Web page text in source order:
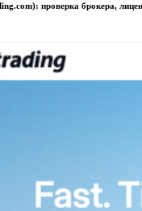
проверка брокера,